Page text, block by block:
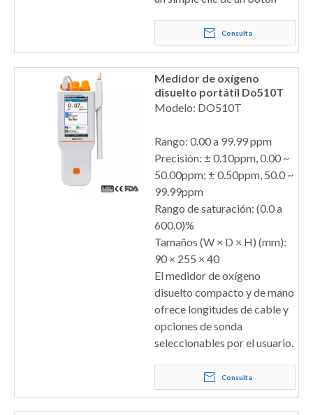
Consulta
Medidor de oxígeno
disuelto portátil Do510T
Modelo: DO510T
Rango: 0.00 a 99.99 ppm
Precisión: ± 0.10ppm, 0.00 ~
50.00ppm; ± 0.50ppm, 50.0 ~
99.99ppm
Rango de saturación: (0.0 a
600.0)%
Tamaños (W × D × H) (mm):
90 × 255 × 40
El medidor de oxígeno
disuelto compacto y de mano
ofrece longitudes de cable y
opciones de sonda
seleccionables por el usuario.
Consulta